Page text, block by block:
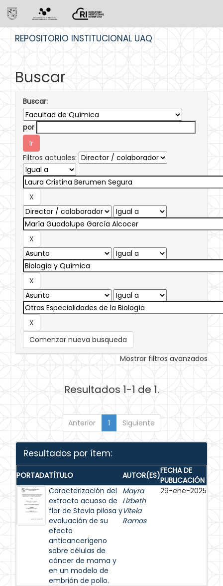
REPOSITORIO INSTITUCIONAL UAQ
Buscar
Buscar:
por
Filtros actuales:
Comenzar nueva busqueda
Mostrar filtros avanzados
Resultados 1-1 de 1.
Anterior 1 Siguiente
Resultados por ítem:
PORTADATÍTULO AUTOR(ES)FECHA DE
PUBLICACIÓN
Caracterización del
extracto acuoso de
flor de Stevia pilosa y
evaluación de su
efecto
anticancerígeno
sobre células de
cáncer de mama y
en un modelo de
embrión de pollo.
Mayra
Lizbeth
Vitela
Ramos
29-ene-2025